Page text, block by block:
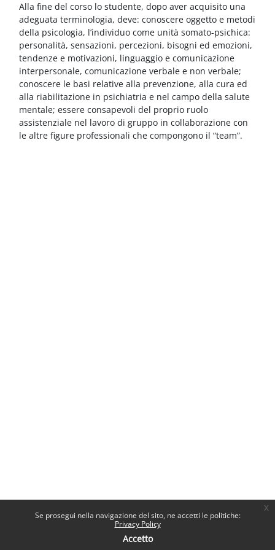
Vai al contenuto principale
Se prosegui nella navigazione del sito, ne accetti le politiche:
Privacy Policy
Accetto
x
Blocchi
Alla fine del corso lo studente, dopo aver acquisito una
adeguata terminologia, deve: conoscere oggetto e metodi
della psicologia, l’individuo come unità somato-psichica:
personalità, sensazioni, percezioni, bisogni ed emozioni,
tendenze e motivazioni, linguaggio e comunicazione
interpersonale, comunicazione verbale e non verbale;
conoscere le basi relative alla prevenzione, alla cura ed
alla riabilitazione in psichiatria e nel campo della salute
mentale; essere consapevoli del proprio ruolo
assistenziale nel lavoro di gruppo in collaborazione con
le altre figure professionali che compongono il “team”.